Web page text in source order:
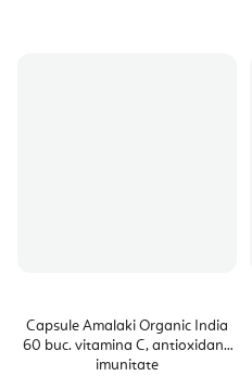
Capsule Amalaki Organic India
60 buc. vitamina C, antioxidant,
imunitate